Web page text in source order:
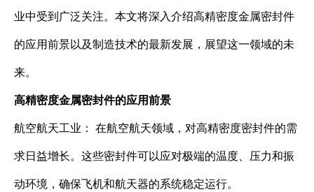
业中受到广泛关注。本文将深入介绍高精密度金属密封件
的应用前景以及制造技术的最新发展，展望这一领域的未
来。
高精密度金属密封件的应用前景
航空航天工业： 在航空航天领域，对高精密度密封件的需
求日益增长。这些密封件可以应对极端的温度、压力和振
动环境，确保飞机和航天器的系统稳定运行。